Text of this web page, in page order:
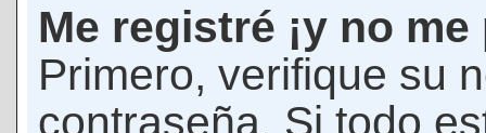
Me registré ¡y no
Primero, verifique su
contraseña. Si todo